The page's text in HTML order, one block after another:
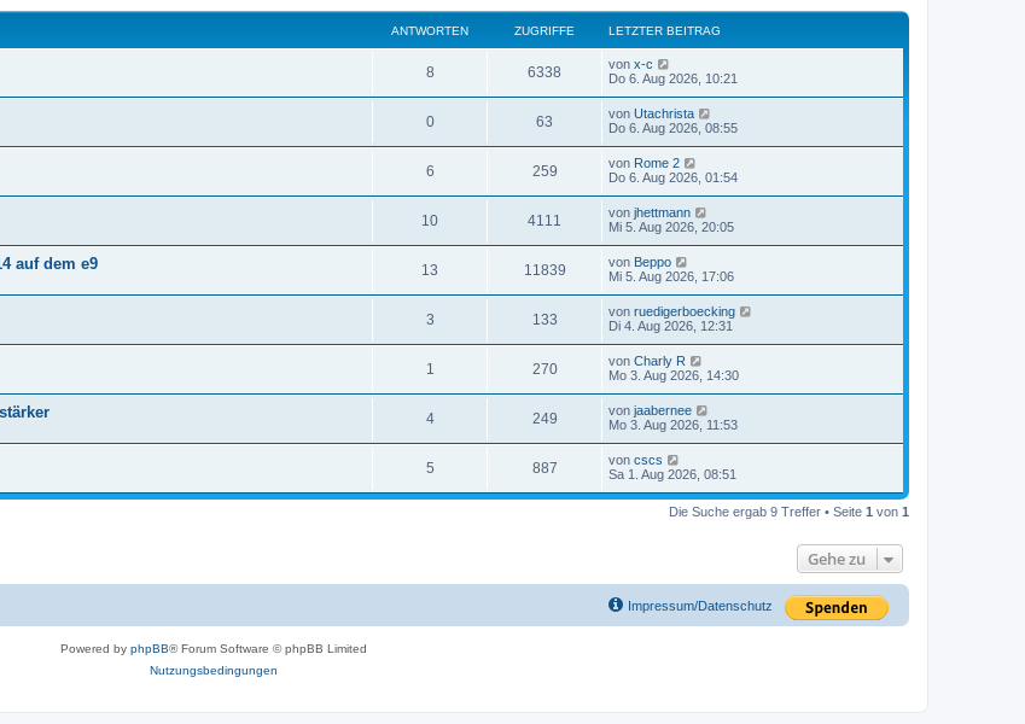
ANTWORTEN ZUGRIFFE LETZTER BEITRAG
8 6338 von x-c
Do 6. Aug 2026, 10:21
0 63 von Utachrista
Do 6. Aug 2026, 08:55
6 259 von Rome 2
Do 6. Aug 2026, 01:54
10 4111 von jhettmann
Mi 5. Aug 2026, 20:05
auf dem e9 13 11839 von Beppo
Mi 5. Aug 2026, 17:06
3 133 von ruedigerboecking
Di 4. Aug 2026, 12:31
1 270 von Charly R
Mo 3. Aug 2026, 14:30
4 249 von jaabernee
Mo 3. Aug 2026, 11:53
5 887 von cscs
Sa 1. Aug 2026, 08:51
Die Suche ergab 9 Treffer • Seite 1 von 1
Gehe zu
Impressum/Datenschutz
Powered by phpBB® Forum Software © phpBB Limited
Nutzungsbedingungen